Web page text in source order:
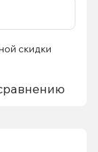
скидки